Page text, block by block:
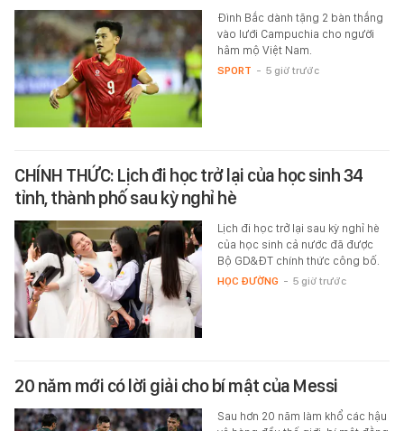
Đình Bắc dành tặng 2 bàn thắng
vào lưới Campuchia cho người
hâm mộ Việt Nam.
SPORT - 5 giờ trước
CHÍNH THỨC: Lịch đi học trở lại của học sinh 34
tỉnh, thành phố sau kỳ nghỉ hè
Lịch đi học trở lại sau kỳ nghỉ hè
của học sinh cả nước đã được
Bộ GD&ĐT chính thức công bố.
HỌC ĐƯỜNG - 5 giờ trước
20 năm mới có lời giải cho bí mật của Messi
Sau hơn 20 năm làm khổ các hậu